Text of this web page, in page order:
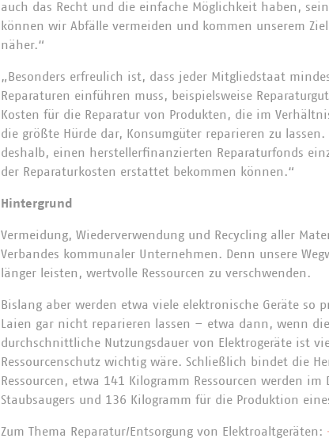
auch das Recht und die einfache Möglichkeit haben,
können wir Abfälle vermeiden und kommen unserem
näher.“
„Besonders erfreulich ist, dass jeder Mitgliedstaat
Reparaturen einführen muss, beispielsweise
Kosten für die Reparatur von Produkten, die im
die größte Hürde dar, Konsumgüter reparieren zu
deshalb, einen herstellerfinanzierten Reparaturfonds
der Reparaturkosten erstattet bekommen können.“
Hintergrund
Vermeidung, Wiederverwendung und Recycling aller
Verbandes kommunaler Unternehmen. Denn unsere
länger leisten, wertvolle Ressourcen zu verschwenden.
Bislang aber werden etwa viele elektronische Geräte so
Laien gar nicht reparieren lassen – etwa dann, wenn
durchschnittliche Nutzungsdauer von Elektrogeräte ist
Ressourcenschutz wichtig wäre. Schließlich bindet die
Ressourcen, etwa 141 Kilogramm Ressourcen werden
Staubsaugers und 136 Kilogramm für die Produktion
Zum Thema Reparatur/Entsorgung von Elektroaltgeräten: